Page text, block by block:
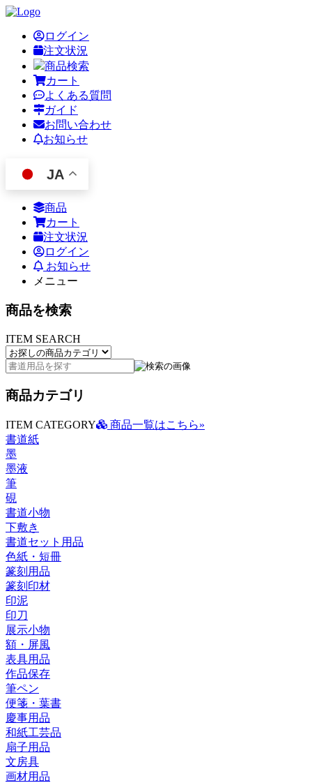
ログイン
注文状況
商品検索
カート
よくある質問
ガイド
お問い合わせ
お知らせ
JA
商品
カート
注文状況
ログイン
お知らせ
メニュー
商品を検索
ITEM SEARCH
商品カテゴリ
ITEM CATEGORY
商品一覧はこちら»
書道紙
墨
墨液
筆
硯
書道小物
下敷き
書道セット用品
色紙・短冊
篆刻用品
篆刻印材
印泥
印刀
展示小物
額・屏風
表具用品
作品保存
筆ペン
便箋・葉書
慶事用品
和紙工芸品
扇子用品
文房具
画材用品